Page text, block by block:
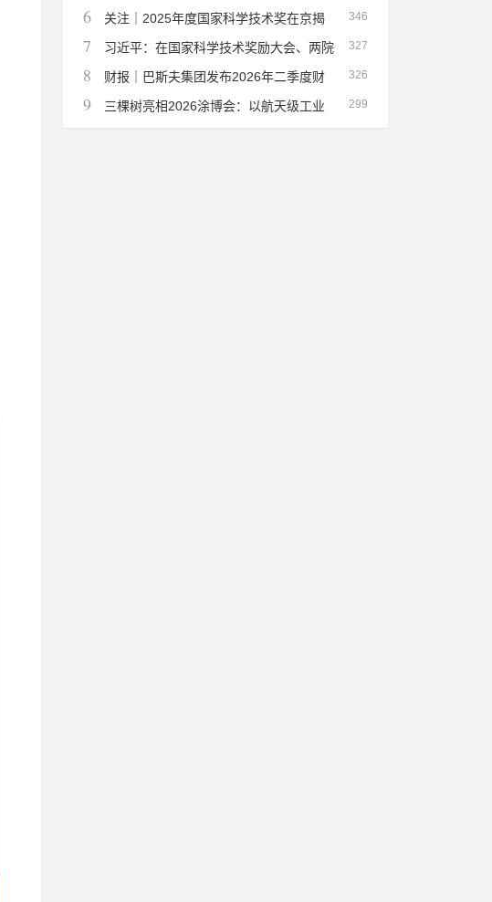
—2029年）》
信和新材料
346
6
关注｜2025年度国家科学技术奖在京揭
晓，三棵树洪杰入选2025年度国家科技进步奖二等
奖
327
7
习近平：在国家科学技术奖励大会、两院
院士大会、中国科协第十一次全国代表大会上的讲
话
326
8
财报｜巴斯夫集团发布2026年二季度财
务数据
299
9
三棵树亮相2026涂博会：以航天级工业